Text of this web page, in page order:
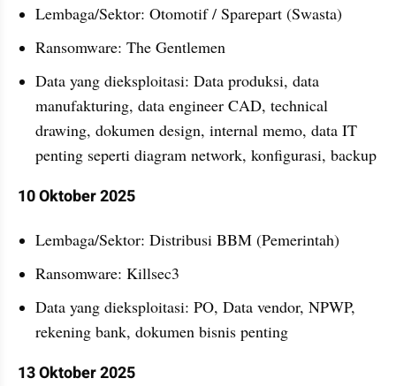
Lembaga/Sektor: Otomotif / Sparepart (Swasta)
Ransomware: The Gentlemen
Data yang dieksploitasi: Data produksi, data
manufakturing, data engineer CAD, technical
drawing, dokumen design, internal memo, data IT
penting seperti diagram network, konfigurasi, backup
10 Oktober 2025
Lembaga/Sektor: Distribusi BBM (Pemerintah)
Ransomware: Killsec3
Data yang dieksploitasi: PO, Data vendor, NPWP,
rekening bank, dokumen bisnis penting
13 Oktober 2025